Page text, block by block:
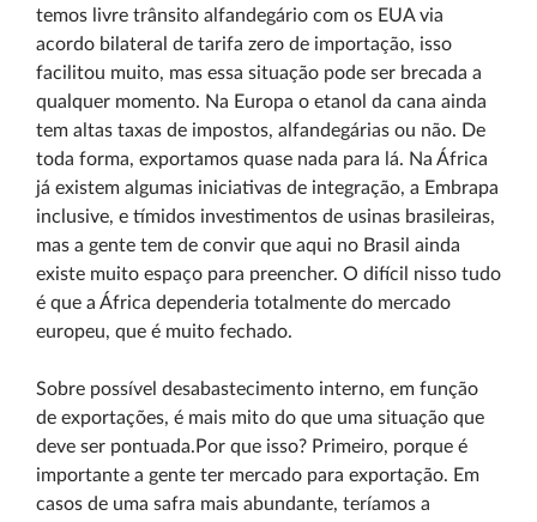
temos livre trânsito alfandegário com os EUA via
acordo bilateral de tarifa zero de importação, isso
facilitou muito, mas essa situação pode ser brecada a
qualquer momento. Na Europa o etanol da cana ainda
tem altas taxas de impostos, alfandegárias ou não. De
toda forma, exportamos quase nada para lá. Na África
já existem algumas iniciativas de integração, a Embrapa
inclusive, e tímidos investimentos de usinas brasileiras,
mas a gente tem de convir que aqui no Brasil ainda
existe muito espaço para preencher. O difícil nisso tudo
é que a África dependeria totalmente do mercado
europeu, que é muito fechado.
Sobre possível desabastecimento interno, em função
de exportações, é mais mito do que uma situação que
deve ser pontuada.Por que isso? Primeiro, porque é
importante a gente ter mercado para exportação. Em
casos de uma safra mais abundante, teríamos a